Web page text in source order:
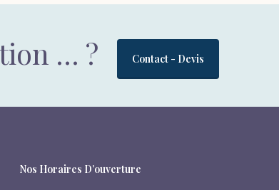
… ? Contact - Devis
Nos Horaires D’ouverture